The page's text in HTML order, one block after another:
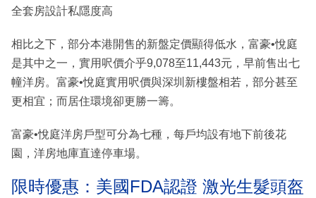
全套房設計私隱度高
相比之下，部分本港開售的新盤定價顯得低水，富豪•悅庭
是其中之一，實用呎價介乎9,078至11,443元，早前售出七
幢洋房。富豪•悅庭實用呎價與深圳新樓盤相若，部分甚至
更相宜；而居住環境卻更勝一籌。
富豪•悅庭洋房戶型可分為七種，每戶均設有地下前後花
園，洋房地庫直達停車場。
限時優惠：美國FDA認證 激光生髮頭盔